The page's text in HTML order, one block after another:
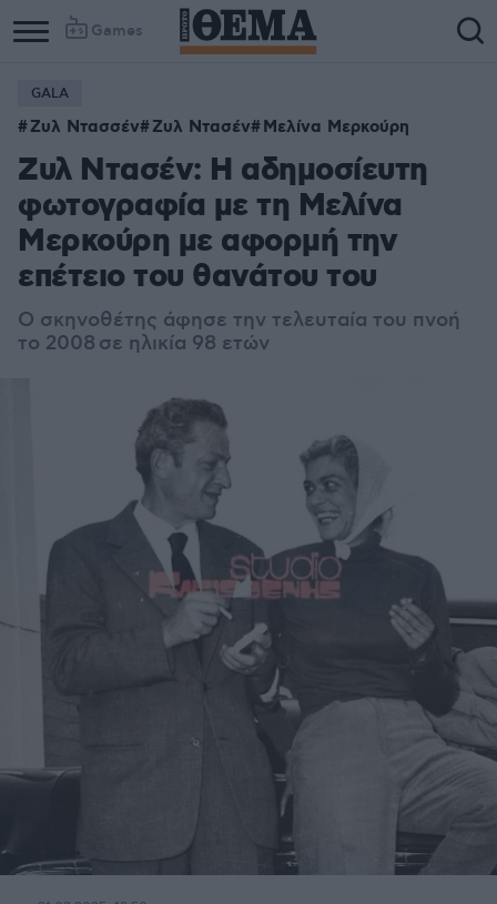
Games
GALA
Ζυλ Ντασσέν Ζυλ Ντασέν Μελίνα Μερκούρη
Ζυλ Ντασέν: Η αδημοσίευτη
φωτογραφία με τη Μελίνα
Μερκούρη με αφορμή την
επέτειο του θανάτου του
Ο σκηνοθέτης άφησε την τελευταία του πνοή
το 2008 σε ηλικία 98 ετών